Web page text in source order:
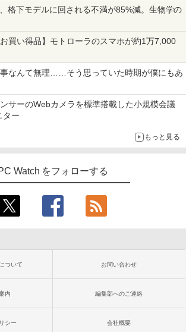
格下モデルに回される不満が85%減。生物学の
お買い得品】モトローラのスマホが約1万7,000
事なんて無理……そう思っていた時期が僕にもあ
サーのWebカメラを標準搭載した小規模会議
ター
もっと見る
Watch をフォローする
ついて お問い合わせ
内 編集部へのご連絡
シー 会社概要